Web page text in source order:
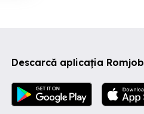
Descarcă aplicația Romjob